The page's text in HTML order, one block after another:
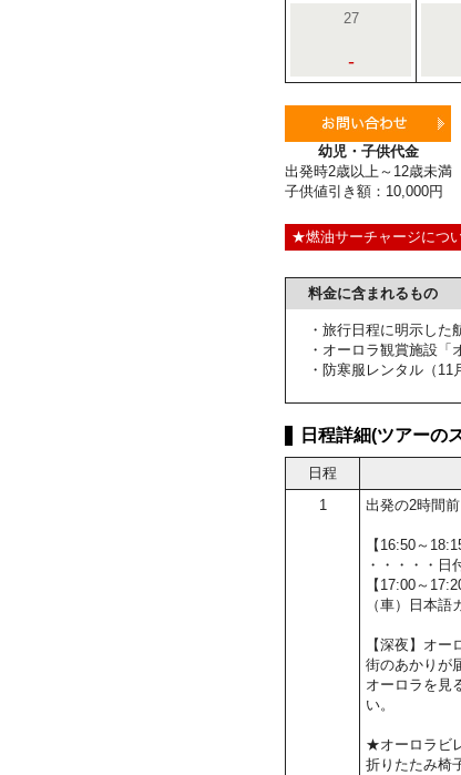
27
-
幼児・子供代金
出発時2歳以上～12歳未満
子供値引き額：10,000円
★燃油サーチャージにつ
料金に含まれるもの
・旅行日程に明示し
・オーロラ観賞施設「
・防寒服レンタル（11
日程詳細(ツアーの
日程
1
出発の2時間
【16:50～
・・・・・日
【17:00～
（車）日本語
【深夜】オー
街のあかりが
オーロラを見
い。
★オーロラビ
折りたたみ椅